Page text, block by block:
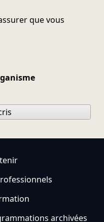
que vous
archivées